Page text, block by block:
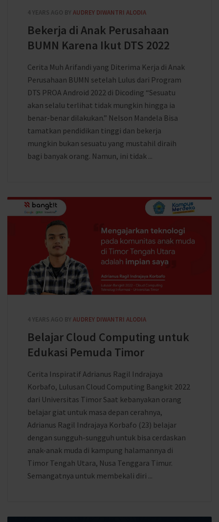
4 YEARS AGO BY AUDREY DIWANTRI ALODIA
Bekerja di Anak Perusahaan
BUMN Karena Ikut DTS 2022
Cerita Muh Arifandi yang Diterima Kerja di Anak
Perusahaan BUMN setelah Lulus dari Program
DTS PROA Android 2022 di Dicoding “Sesuatu
akan selalu terlihat tidak mungkin hingga ia
benar-benar dilakukan.” Nelson Mandela Bisa
tamatkan pendidikan tinggi dan bekerja
mungkin bukan sesuatu yang mustahil diraih
bagi banyak orang. Namun, ini tidak ...
4 YEARS AGO BY AUDREY DIWANTRI ALODIA
Belajar Cloud Computing untuk
Edukasi Pemuda Timor
Cerita Inspiratif Adrianus Ragil Indrajaya
Korbafo, Lulusan Cloud Computing Bangkit 2022
dari Universitas Timor Saat kebanyakan orang
belajar giat untuk masa depan cerahnya,
Adrianus Ragil Indrajaya Korbafo (23) belajar
dengan sungguh-sungguh untuk bisa cerdaskan
anak-anak muda di kampung halamannya di
Timor Tengah Utara, Nusa Tenggara Timur.
Semangatnya untuk membekali diri ...